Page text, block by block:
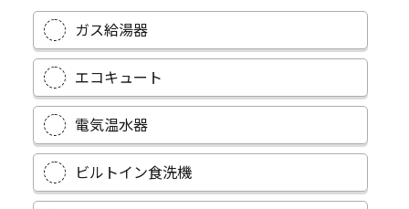
ガス給湯器
エコキュート
電気温水器
ビルトイン食洗機